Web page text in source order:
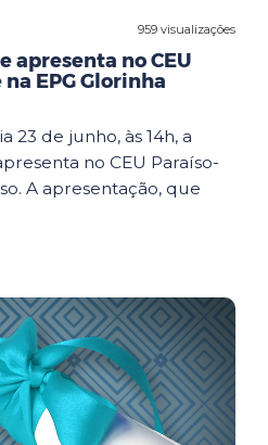
959 visualizações
apresenta no CEU
EPG Glorinha
23 de junho, às 14h, a
no CEU Paraíso-
A apresentação, que